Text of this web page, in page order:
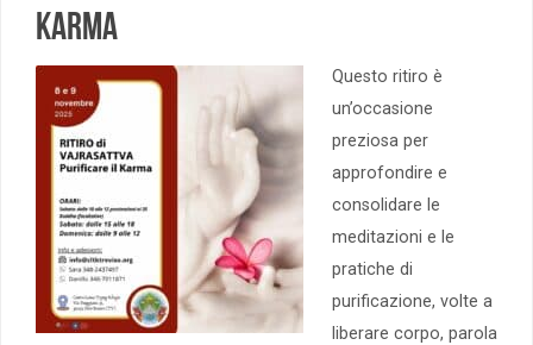
karma
Questo ritiro è
un’occasione
preziosa per
approfondire e
consolidare le
meditazioni e le
pratiche di
purificazione, volte a
liberare corpo, parola